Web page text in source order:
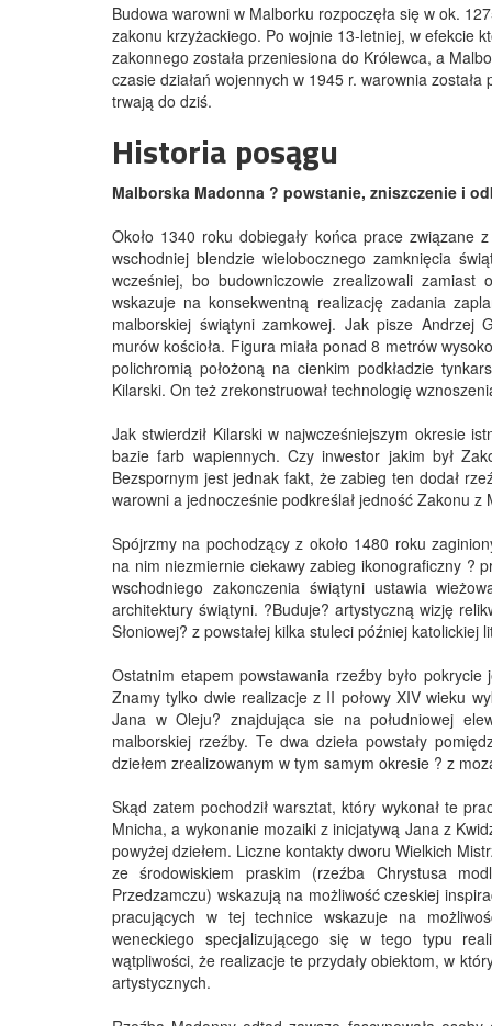
Budowa warowni w Malborku rozpoczęła się w ok.
zakonu krzyżackiego. Po wojnie 13-letniej, w efekcie
zakonnego została przeniesiona do Królewca, a
czasie działań wojennych w 1945 r. warownia
trwają do dziś.
Historia posągu
Malborska Madonna ? powstanie, zniszczenie i
Około 1340 roku dobiegały końca prace związane
wschodniej blendzie wielobocznego zamknięcia
wcześniej, bo budowniczowie zrealizowali
wskazuje na konsekwentną realizację zadania
malborskiej świątyni zamkowej. Jak pisze Andrzej
murów kościoła. Figura miała ponad 8 metrów
polichromią położoną na cienkim podkładzie
Kilarski. On też zrekonstruował technologię
Jak stwierdził Kilarski w najwcześniejszym okresie
bazie farb wapiennych. Czy inwestor jakim był
Bezspornym jest jednak fakt, że zabieg ten dodał
warowni a jednocześnie podkreślał jedność Zakonu z
Spójrzmy na pochodzący z około 1480 roku
na nim niezmiernie ciekawy zabieg ikonograficzny ?
wschodniego zakonczenia świątyni ustawia
architektury świątyni. ?Buduje? artystyczną wizję
Słoniowej? z powstałej kilka stuleci później katolickiej
Ostatnim etapem powstawania rzeźby było
Znamy tylko dwie realizacje z II połowy XIV wieku
Jana w Oleju? znajdująca sie na południowej
malborskiej rzeźby. Te dwa dzieła powstały
dziełem zrealizowanym w tym samym okresie ? z
Skąd zatem pochodził warsztat, który wykonał te
Mnicha, a wykonanie mozaiki z inicjatywą Jana z
powyżej dziełem. Liczne kontakty dworu Wielkich
ze środowiskiem praskim (rzeźba Chrystusa
Przedzamczu) wskazują na możliwość czeskiej
pracujących w tej technice wskazuje na
weneckiego specjalizującego się w tego typu
wątpliwości, że realizacje te przydały obiektom, w
artystycznych.